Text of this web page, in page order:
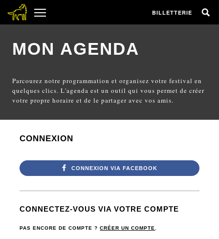
BILLETTERIE
MON AGENDA
Parcourez notre programmation et organisez votre festival en
quelques clics. L'agenda est un outil qui vous permet de créer
votre propre horaire et de le partager avec vos amis.
CONNEXION
CONNEXION VIA FACEBOOK
CONNECTEZ-VOUS VIA VOTRE COMPTE
PAS ENCORE DE COMPTE ?CRÉER UN COMPTE